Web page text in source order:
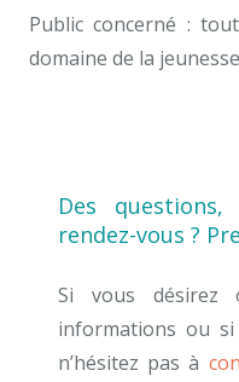
Public concerné :
domaine de la jeunesse
Des
rendez-vous ?
Si vous désirez
informations ou si
n’hésitez pas à